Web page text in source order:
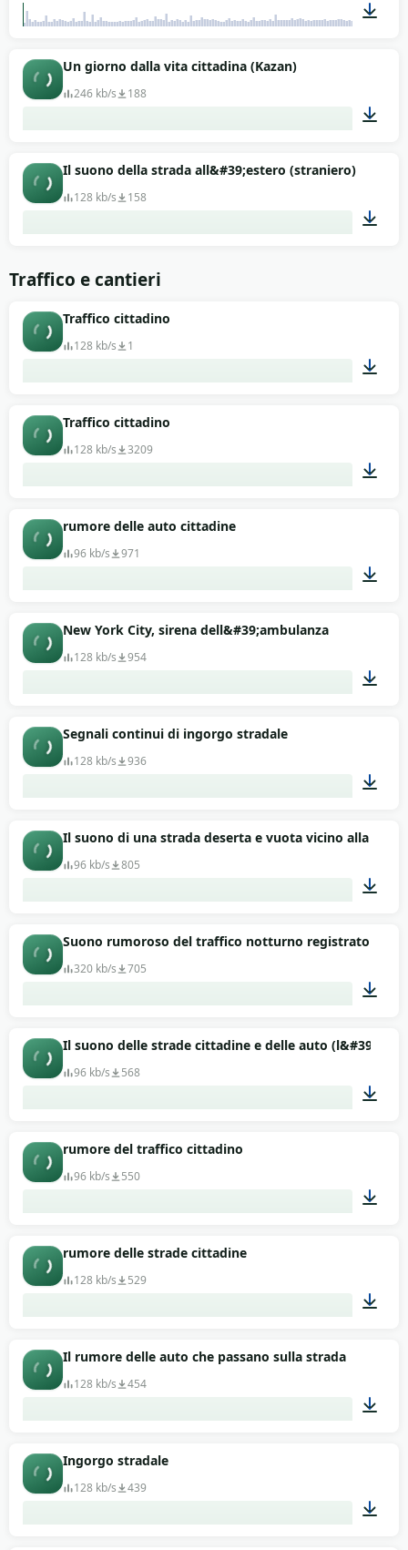
Un giorno dalla vita cittadina (Kazan)
246 kb/s 188
02:55
Il suono della strada all&#39;estero (straniero)
128 kb/s 158
Traffico e cantieri
Traffico cittadino
128 kb/s 1
Traffico cittadino
128 kb/s 3209
rumore delle auto cittadine
96 kb/s 971
New York City, sirena dell&#39;ambulanza
128 kb/s 954
Segnali continui di ingorgo stradale
128 kb/s 936
00:45
Il suono di una strada deserta e vuota vicino alla
96 kb/s 805
01:30
Suono rumoroso del traffico notturno registrato in
320 kb/s 705
00:20
Il suono delle strade cittadine e delle auto
96 kb/s 568
rumore del traffico cittadino
96 kb/s 550
rumore delle strade cittadine
128 kb/s 529
Il rumore delle auto che passano sulla strada
128 kb/s 454
Ingorgo stradale
128 kb/s 439